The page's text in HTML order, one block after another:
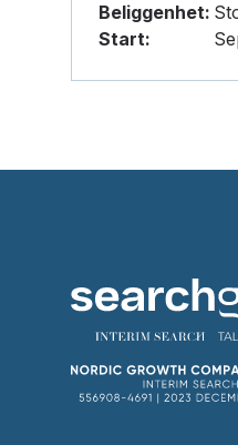
Beliggenhet:
Start: